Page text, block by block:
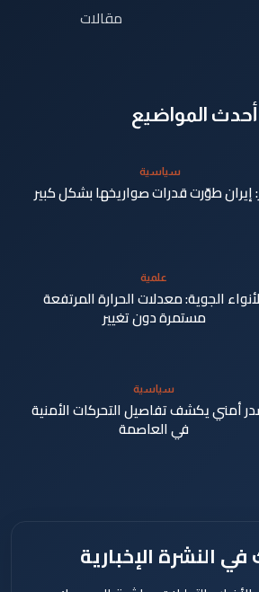
مقالات
أحدث المواضيع
سياسية
إيران طوّرت قدرات صواريخها بشكل كبير
علمية
الجوية: معدلات الحرارة المرتفعة
مستمرة دون تغيير
سياسية
أمني يكشف تفاصيل التحركات الأمنية
في العاصمة
النشرة الإخبارية